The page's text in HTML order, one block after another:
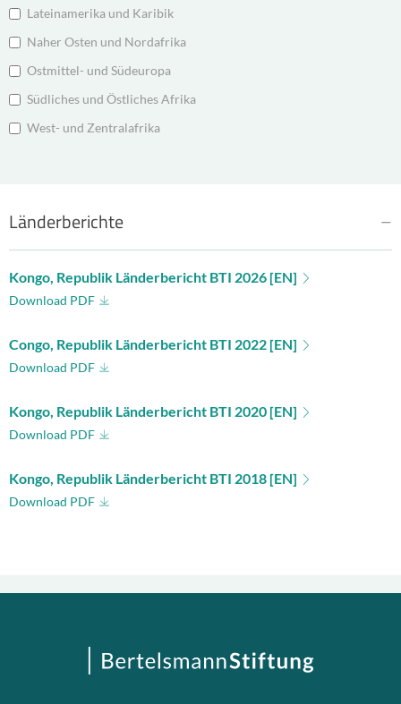
Lateinamerika und Karibik
Naher Osten und Nordafrika
Ostmittel- und Südeuropa
Südliches und Östliches Afrika
West- und Zentralafrika
Länderberichte
Kongo, Republik Länderbericht BTI 2026 [EN]
Download PDF
Congo, Republik Länderbericht BTI 2022 [EN]
Download PDF
Kongo, Republik Länderbericht BTI 2020 [EN]
Download PDF
Kongo, Republik Länderbericht BTI 2018 [EN]
Download PDF